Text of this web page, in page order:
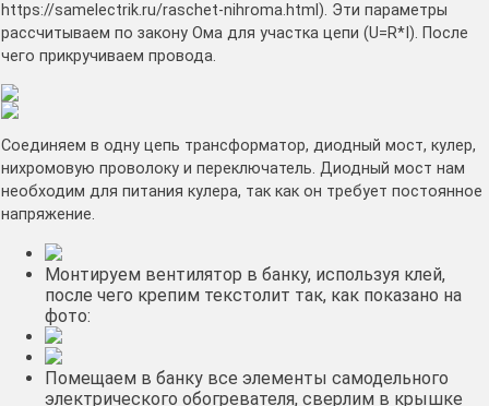
https://samelectrik.ru/raschet-nihroma.html). Эти параметры
рассчитываем по закону Ома для участка цепи (U=R*I). После
чего прикручиваем провода.
Соединяем в одну цепь трансформатор, диодный мост, кулер,
нихромовую проволоку и переключатель. Диодный мост нам
необходим для питания кулера, так как он требует постоянное
напряжение.
Монтируем вентилятор в банку, используя клей,
после чего крепим текстолит так, как показано на
фото:
Помещаем в банку все элементы самодельного
электрического обогревателя, сверлим в крышке